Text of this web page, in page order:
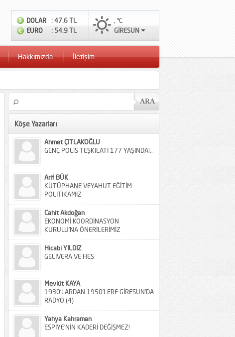
DOLAR
: 47.6 TL
EURO
: 54.9 TL
, °C
GİRESUN
Hakkımızda İletişim
Köşe Yazarları
Ahmet ÇITLAKOĞLU
GENÇ POLiS TEŞKiLATI 177 YAŞINDA!..
Arif BÜK
KÜTÜPHANE VEYAHUT EĞİTİM
POLİTİKAMIZ
Cahit Akdoğan
EKONOMİ KOORDİNASYON
KURULU’NA ÖNERİLERİMİZ
Hicabi YILDIZ
GELİVERA VE HES
Mevlüt KAYA
1930’LARDAN 1950’LERE GİRESUN’DA
RADYO (4)
Yahya Kahraman
ESPİYE’NİN KADERİ DEĞİŞMEZ!